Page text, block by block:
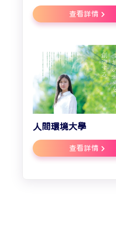
查看詳情
人間環境大學
查看詳情